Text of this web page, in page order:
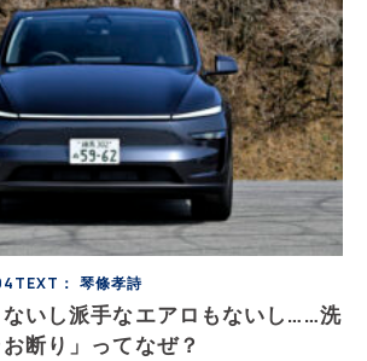
TEXT： 琴條孝詩
いし派手なエアロもないし……洗
断り」ってなぜ？